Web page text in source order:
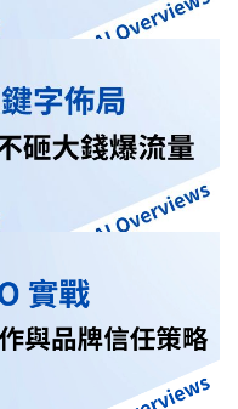
2026獲客量暴增